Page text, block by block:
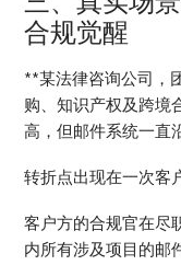
合规觉醒
**某法律咨询公司，
购、知识产权及跨境
高，但邮件系统一直
转折点出现在一次客
客户方的合规官在尽
内所有涉及项目的邮